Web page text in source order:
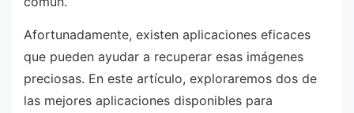
Afortunadamente, existen aplicaciones eficaces
que pueden ayudar a recuperar esas imágenes
preciosas. En este artículo, exploraremos dos de
las mejores aplicaciones disponibles para